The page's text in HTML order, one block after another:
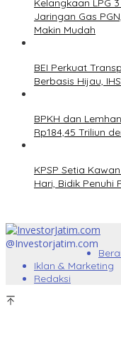
Kelangkaan LPG
Jaringan Gas
Makin Mudah
BEI Perkuat
Berbasis Hijau,
BPKH dan
Rp184,45 Triliun
KPSP Setia
Hari, Bidik Penuhi
@Investorjatim.com
Iklan & Marketing
Redaksi